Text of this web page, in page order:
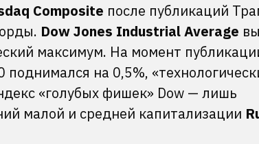
Composite после публикаций
Dow Jones Industrial Average
максимум. На момент
на 0,5%,
«голубых фишек» Dow — лишь
малой и средней капитализации